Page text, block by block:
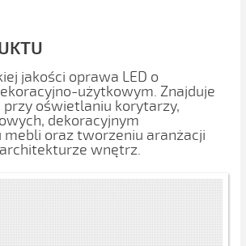
jakości oprawa LED o
użytkowym. Znajduje
oświetlaniu korytarzy,
dekoracyjnym
oraz tworzeniu aranżacji
wnętrz.